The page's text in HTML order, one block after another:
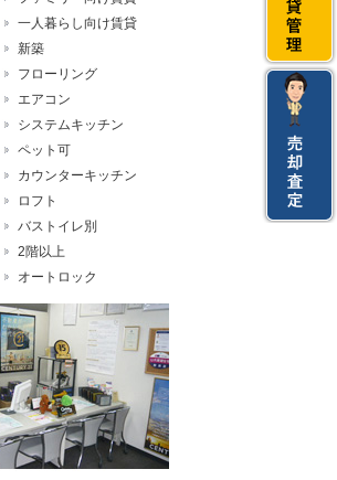
一人暮らし向け賃貸
新築
フローリング
エアコン
システムキッチン
ペット可
カウンターキッチン
ロフト
バストイレ別
2階以上
オートロック